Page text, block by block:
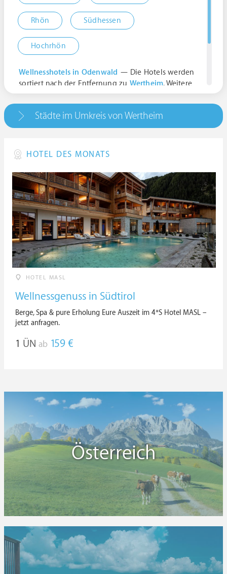
Rhön Südhessen
Hochrhön
Wellnesshotels in Odenwald — Die Hotels werden
sortiert nach der Entfernung zu Wertheim. Weitere
Ergebnisse:
Odenwaldstraße, 97877 Wertheim, Deutschland
Städte im Umkreis von Wertheim
HOTEL DES MONATS
HOTEL MASL
Wellnessgenuss in Südtirol
Berge, Spa & pure Erholung Eure Auszeit im 4*S Hotel MASL –
jetzt anfragen.
1 ÜN ab 159 €
Österreich